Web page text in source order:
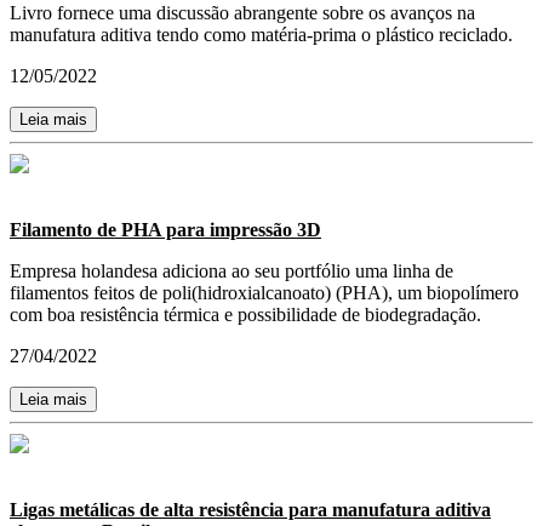
Livro fornece uma discussão abrangente sobre os avanços na
manufatura aditiva tendo como matéria-prima o plástico reciclado.
12/05/2022
Leia mais
Filamento de PHA para impressão 3D
Empresa holandesa adiciona ao seu portfólio uma linha de
filamentos feitos de poli(hidroxialcanoato) (PHA), um biopolímero
com boa resistência térmica e possibilidade de biodegradação.
27/04/2022
Leia mais
Ligas metálicas de alta resistência para manufatura aditiva